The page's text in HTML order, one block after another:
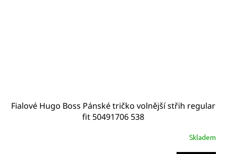
Fialové Hugo Boss Pánské tričko volnější střih regular
fit 50491706 538
Skladem